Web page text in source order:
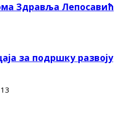
Здравља Лепосавић
за подршку развоју